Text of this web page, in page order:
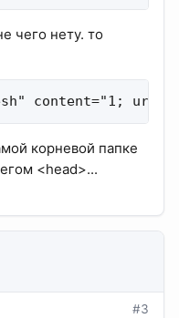
чего нету. то
content="1;
корневой папке
<head>...
#3